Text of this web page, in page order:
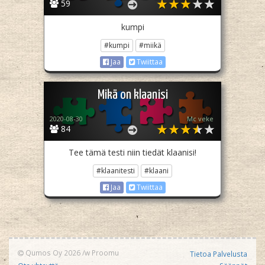
59
kumpi
#kumpi
#miikä
Jaa
Twiittaa
Mikä on klaanisi
84
2020-08-30 Mc veke
Tee tämä testi niin tiedät klaanisi!
#klaanitesti
#klaani
Jaa
Twiittaa
Qumos Oy 2026/w Proomu
Tietoa Palvelusta